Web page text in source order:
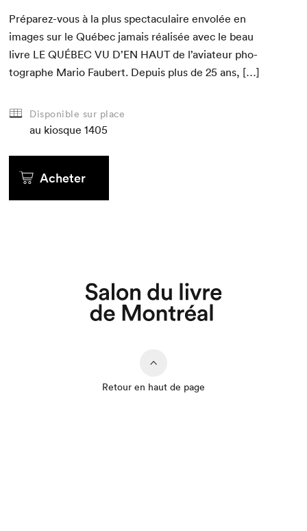
Pré­parez-vous à la plus spec­tac­u­laire envolée en
images sur le Québec jamais réal­isée avec le beau
livre LE QUÉBEC VU D’EN HAUTde l’aviateur pho­
tographe Mario Faubert. Depuis plus de25 ans, […]
Disponible sur place
au kiosque 1405
Acheter
Retour en haut de page